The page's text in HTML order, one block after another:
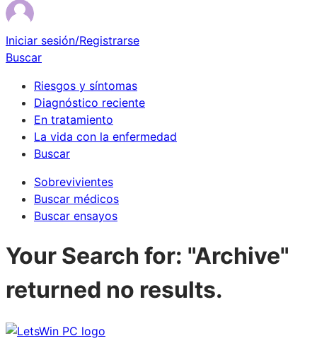
Iniciar sesión/Registrarse
Buscar
Riesgos y síntomas
Diagnóstico reciente
En tratamiento
La vida con la enfermedad
Buscar
Sobrevivientes
Buscar médicos
Buscar ensayos
Your Search for: "Archive"
returned no results.